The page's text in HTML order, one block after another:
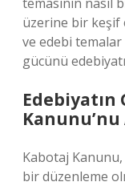
üzerine bir keşif
ve edebi
gücünü
Edebiyatın
Kabotaj
bir düzenleme